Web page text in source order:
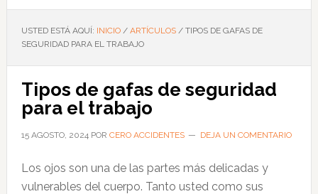
USTED ESTÁ AQUÍ: INICIO / ARTÍCULOS /TIPOS DE GAFAS DE
SEGURIDAD PARA EL TRABAJO
Tipos de gafas de seguridad
para el trabajo
15 AGOSTO, 2024POR CERO ACCIDENTES DEJA UN COMENTARIO
Los ojos son una de las partes más delicadas y
vulnerables del cuerpo. Tanto usted como sus